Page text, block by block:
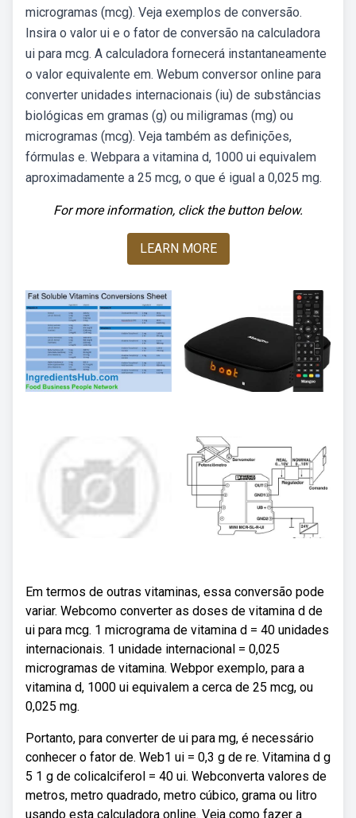
microgramas (mcg). Veja exemplos de conversão.
Insira o valor ui e o fator de conversão na calculadora
ui para mcg. A calculadora fornecerá instantaneamente
o valor equivalente em. Webum conversor online para
converter unidades internacionais (iu) de substâncias
biológicas em gramas (g) ou miligramas (mg) ou
microgramas (mcg). Veja também as definições,
fórmulas e. Webpara a vitamina d, 1000 ui equivalem
aproximadamente a 25 mcg, o que é igual a 0,025 mg.
For more information, click the button below.
LEARN MORE
Em termos de outras vitaminas, essa conversão pode
variar. Webcomo converter as doses de vitamina d de
ui para mcg. 1 micrograma de vitamina d = 40 unidades
internacionais. 1 unidade internacional = 0,025
microgramas de vitamina. Webpor exemplo, para a
vitamina d, 1000 ui equivalem a cerca de 25 mcg, ou
0,025 mg.
Portanto, para converter de ui para mg, é necessário
conhecer o fator de. Web1 ui = 0,3 g de re. Vitamina d g
5 1 g de colicalciferol = 40 ui. Webconverta valores de
metros, metro quadrado, metro cúbico, grama ou litro
usando esta calculadora online. Veja como fazer a